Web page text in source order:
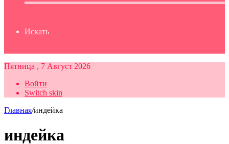
Искать
Пятница , 7 Август 2026
Войти
Switch skin
Главная/индейка
индейка